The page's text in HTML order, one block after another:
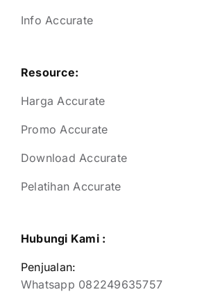
Info Accurate
Resource:
Harga Accurate
Promo Accurate
Download Accurate
Pelatihan Accurate
Hubungi Kami :
Penjualan:
Whatsapp 082249635757